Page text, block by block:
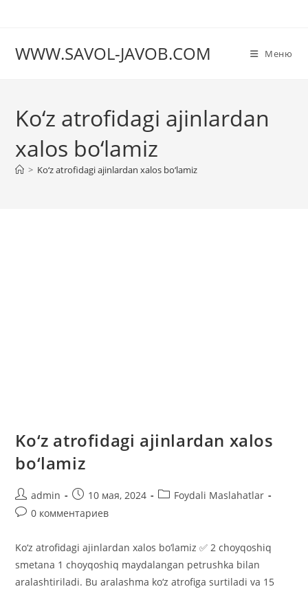
WWW.SAVOL-JAVOB.COM Меню
Ko‘z atrofidagi ajinlardan
xalos bo‘lamiz
> Ko‘z atrofidagi ajinlardan xalos bo‘lamiz
Ko‘z atrofidagi ajinlardan xalos
bo‘lamiz
Автор
записи:
admin
Запись
опубликована:
10 мая, 2024
Рубрика
Foydali Maslahatlar
Комментарии
0 комментариев
Ko‘z atrofidagi ajinlardan xalos bo‘lamiz ✅ 2 choyqoshiq
smetana 1 choyqoshiq maydalangan petrushka bilan
aralashtiriladi. Bu aralashma ko‘z atrofiga surtiladi va 15